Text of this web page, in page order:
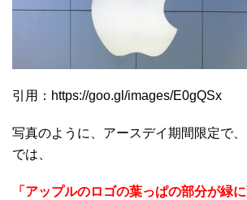
引用：https://goo.gl/images/E0gQSx
写真のように、アースデイ期間限定で
では、
「アップルのロゴの葉っぱの部分が緑に